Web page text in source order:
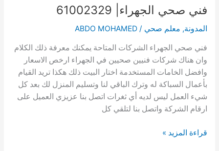
فني صحي الجهراء| 61002329
المدونة, معلم صحي /
ABDO MOHAMED
فني صحي الجهراء الشركات المتاحة يمكنك معرفة ذلك الكلام
وان هناك شركات فنيين صحيين في الجهراء ارخص الاسعار
وافضل الخامات المستخدمة اختار البيت ذلك هكذا تريد القيام
بأعمال السباكة له وترك الباقي لنا وتسليم المنزل لك بعد كل
شيء العمل ليس لديه أي ثغرات اتصل بنا عزيزي العميل على
ارقام الشركة واتصل بنا لتلقي كل
فني
قراءة المزيد »